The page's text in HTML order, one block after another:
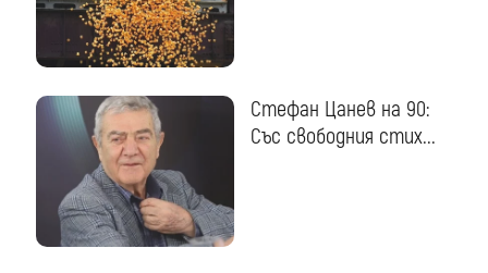
Стефан Цанев на 90:
Със свободния стих...